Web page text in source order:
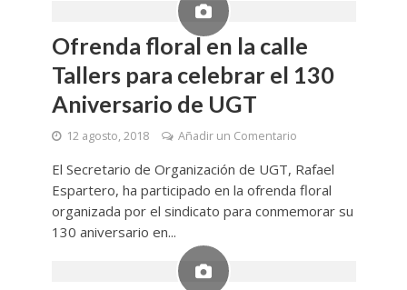
Ofrenda floral en la calle
Tallers para celebrar el 130
Aniversario de UGT
12 agosto, 2018 Añadir un Comentario
El Secretario de Organización de UGT, Rafael
Espartero, ha participado en la ofrenda floral
organizada por el sindicato para conmemorar su
130 aniversario en...